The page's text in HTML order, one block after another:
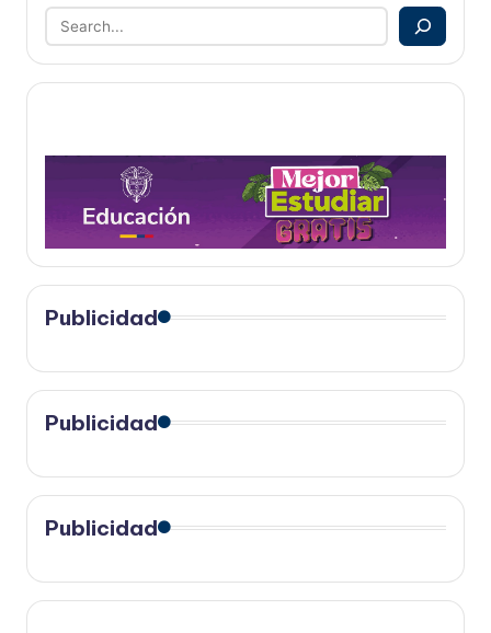
Publicidad
Publicidad
Publicidad